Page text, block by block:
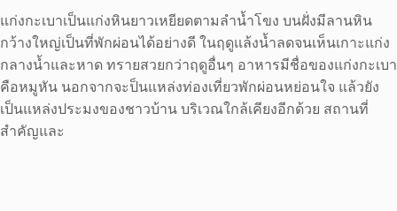
แก่งกะเบาเป็นแก่งหินยาวเหยียดตามลำน้ำโขง บนฝั่งมีลานหิน
กว้างใหญ่เป็นที่พักผ่อนได้อย่างดี ในฤดูแล้งน้ำลดจนเห็นเกาะแก่ง
กลางน้ำและหาด ทรายสวยกว่าฤดูอื่นๆ อาหารมีชื่อของแก่งกะเบา
คือหมูหัน นอกจากจะป็นแหล่งท่องเที่ยวพักผ่อนหย่อนใจ แล้วยัง
เป็นแหล่งประมงของชาวบ้าน บริเวณใกล้เคียงอีกด้วย สถานที่
สำคัญและ